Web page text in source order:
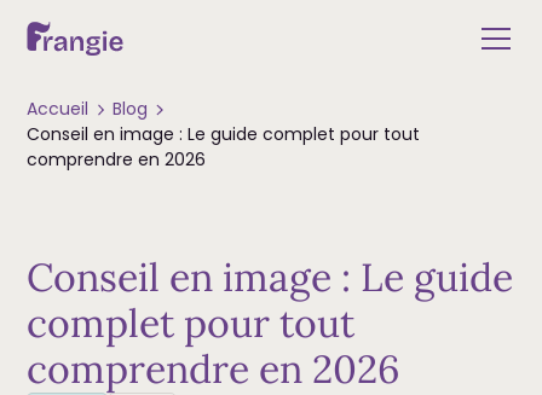
Accueil
Blog
Conseil en image : Le guide complet pour tout
comprendre en 2026
Conseil en image : Le guide
complet pour tout
comprendre en 2026